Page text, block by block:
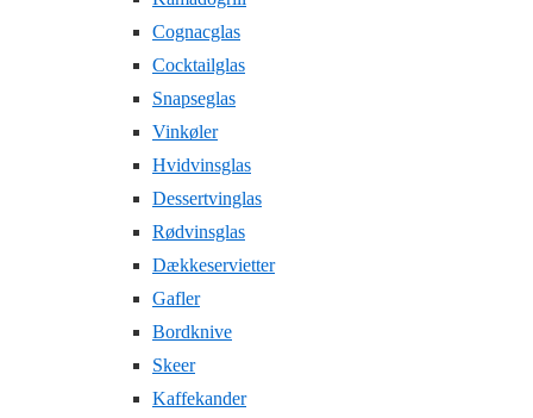
Cognacglas
Cocktailglas
Snapseglas
Vinkøler
Hvidvinsglas
Dessertvinglas
Rødvinsglas
Dækkeservietter
Gafler
Bordknive
Skeer
Kaffekander